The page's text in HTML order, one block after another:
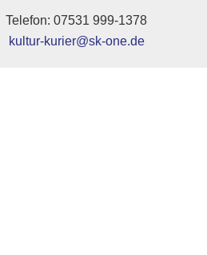
Telefon: 07531 999-1378
kultur-kurier@sk-one.de